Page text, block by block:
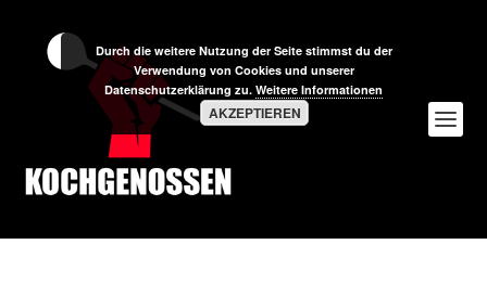
Durch die weitere Nutzung der Seite stimmst du der
Verwendung von Cookies und unserer
Datenschutzerklärung zu. Weitere Informationen
AKZEPTIEREN